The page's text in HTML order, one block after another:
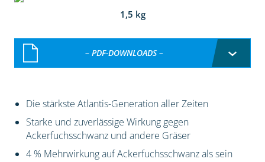
1,5 kg
– PDF-DOWNLOADS –
Die stärkste Atlantis-Generation aller Zeiten
Starke und zuverlässige Wirkung gegen
Ackerfuchsschwanz und andere Gräser
4 % Mehrwirkung auf Ackerfuchsschwanz als sein